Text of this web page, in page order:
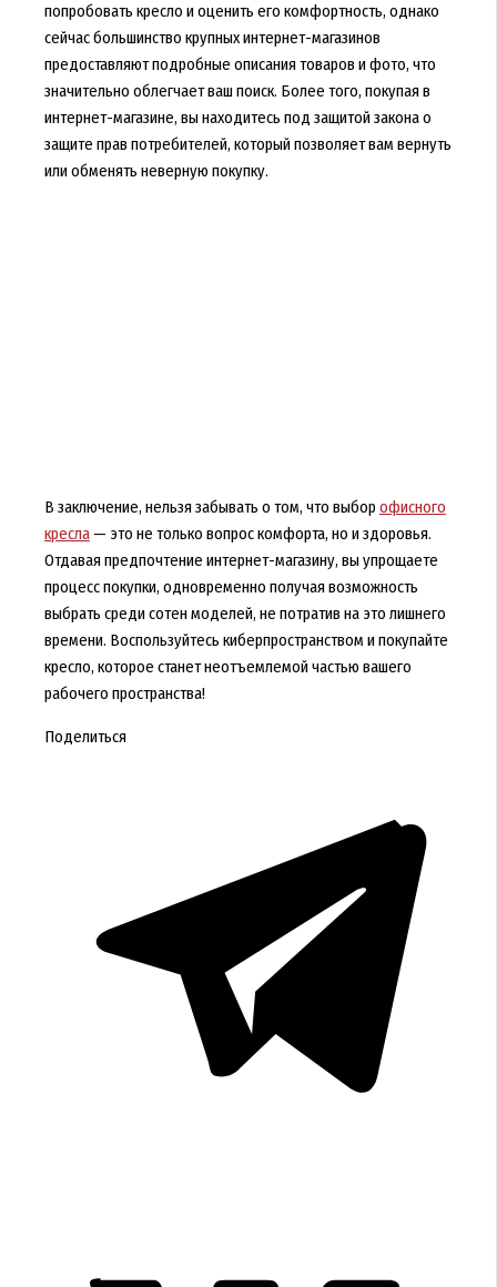
попробовать кресло и оценить его комфортность, однако
сейчас большинство крупных интернет-магазинов
предоставляют подробные описания товаров и фото, что
значительно облегчает ваш поиск. Более того, покупая в
интернет-магазине, вы находитесь под защитой закона о
защите прав потребителей, который позволяет вам вернуть
или обменять неверную покупку.
В заключение, нельзя забывать о том, что выбор офисного
кресла— это не только вопрос комфорта, но и здоровья.
Отдавая предпочтение интернет-магазину, вы упрощаете
процесс покупки, одновременно получая возможность
выбрать среди сотен моделей, не потратив на это лишнего
времени. Воспользуйтесь киберпространством и покупайте
кресло, которое станет неотъемлемой частью вашего
рабочего пространства!
Поделиться